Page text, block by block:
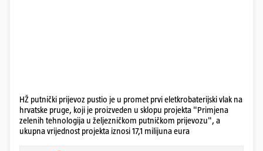
HŽ putnički prijevoz pustio je u promet prvi eletkrobaterijski vlak na
hrvatske pruge, koji je proizveden u sklopu projekta "Primjena
zelenih tehnologija u željezničkom putničkom prijevozu", a
ukupna vrijednost projekta iznosi 17,1 milijuna eura